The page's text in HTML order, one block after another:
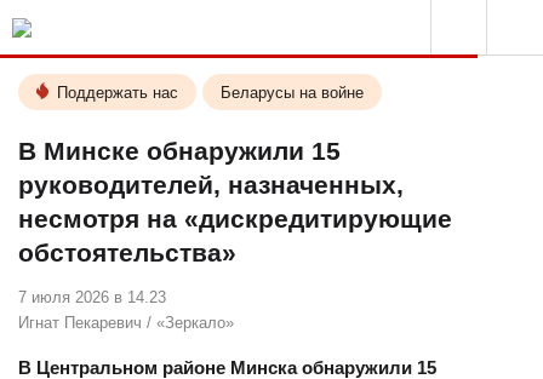
Поддержать нас Беларусы на войне
В Минске обнаружили 15
руководителей, назначенных,
несмотря на «дискредитирующие
обстоятельства»
7 июля 2026 в 14.23
Игнат Пекаревич / «Зеркало»
В Центральном районе Минска обнаружили 15